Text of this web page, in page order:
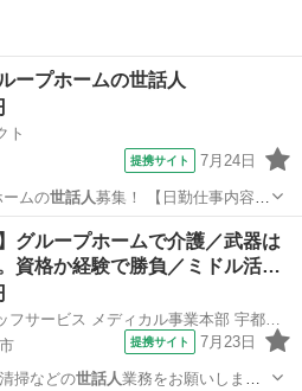
ープホームの世話人
ト
提携サイト 7月24日
ホームの世話人募集！ 【日勤仕事内容】
その他
グループホームで介護／武器は
資格か経験で勝負／ミドル活…
株式会社スタッフサービス メディカル事業本部 宇都宮オフィス
提携サイト 7月23日
掃などの世話人業務をお願いしま